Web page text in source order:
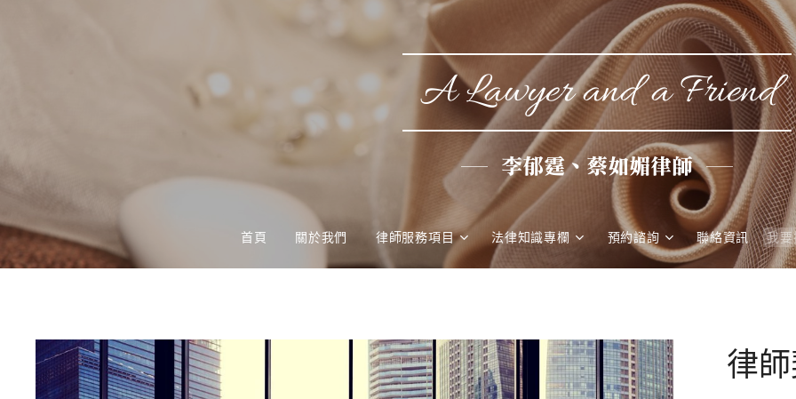
A Lawyer and a Friend
李郁霆、蔡如媚律師
首頁 關於我們 律師服務項目 法律知識專欄 預約諮詢 聯絡資訊
律